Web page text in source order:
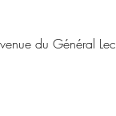
du Général